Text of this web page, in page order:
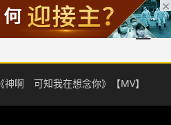
基督徒見證 信仰解答 聖經
《神啊 可知我在想念你》【MV】